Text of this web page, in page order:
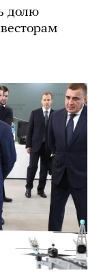
долю